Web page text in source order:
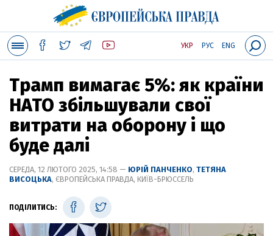
УКР РУС ENG
Трамп вимагає 5%: як країни
НАТО збільшували свої
витрати на оборону і що
буде далі
СЕРЕДА, 12 ЛЮТОГО 2025, 14:58 — ЮРІЙ ПАНЧЕНКО, ТЕТЯНА
ВИСОЦЬКА, ЄВРОПЕЙСЬКА ПРАВДА, КИЇВ-БРЮССЕЛЬ
ПОДІЛИТИСЬ: